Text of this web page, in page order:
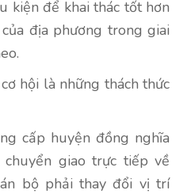
kiện để khai thác tốt hơn
địa phương trong giai
hội là những thách thức
cấp huyện đồng nghĩa
giao trực tiếp về
bộ phải thay đổi vị trí